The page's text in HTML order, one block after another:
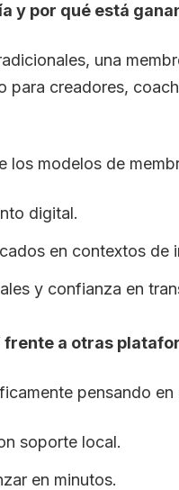
y por qué está
una
para creadores,
los modelos de
digital.
en contextos de
y confianza en
frente a otras
pensando
soporte local.
en minutos.